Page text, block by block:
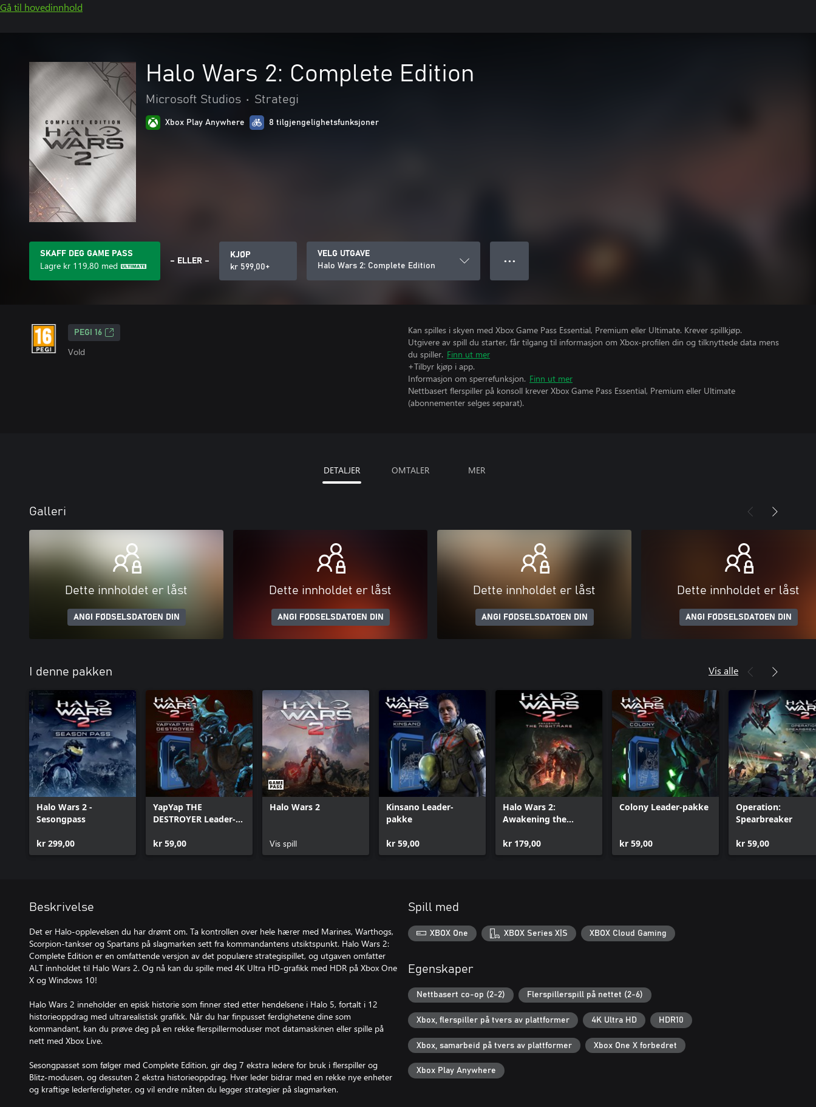
Gå til hovedinnhold
Halo Wars 2: Complete Edition
Microsoft Studios • Strategi
Xbox Play Anywhere 8 tilgjengelighetsfunksjoner
SKAFF DEG GAME PASS
Lagre kr 119,80 med – ELLER –
KJØP
kr 599,00+
VELG UTGAVE
Halo Wars 2: Complete Edition
● ● ●
PEGI 16
Vold
Kan spilles i skyen med Xbox Game Pass Essential, Premium eller Ultimate. Krever spillkjøp.
Utgivere av spill du starter, får tilgang til informasjon om Xbox-profilen din og tilknyttede data mens
du spiller. Finn ut mer
+Tilbyr kjøp i app.
Informasjon om sperrefunksjon. Finn ut mer
Nettbasert flerspiller på konsoll krever Xbox Game Pass Essential, Premium eller Ultimate
(abonnementer selges separat).
DETALJER OMTALER MER
Galleri
Dette innholdet er låst
ANGI FØDSELSDATOEN DIN
Dette innholdet er låst
ANGI FØDSELSDATOEN DIN
Dette innholdet er låst
ANGI FØDSELSDATOEN DIN
Dette innholdet er låst
ANGI FØDSELSDATOEN DIN
I denne pakken Vis alle
Halo Wars 2 -
Sesongpass
kr 299,00
YapYap THE
DESTROYER Leader-
kr 59,00
Halo Wars 2
Vis spill
Kinsano Leader-
pakke
kr 59,00
Halo Wars 2:
Awakening the
kr 179,00
Colony Leader-pakke
kr 59,00
Operation:
Spearbreaker
kr 59,00
Beskrivelse
Det er Halo-opplevelsen du har drømt om. Ta kontrollen over hele hærer med Marines, Warthogs,
Scorpion-tankser og Spartans på slagmarken sett fra kommandantens utsiktspunkt. Halo Wars 2:
Complete Edition er en omfattende versjon av det populære strategispillet, og utgaven omfatter
ALT innholdet til Halo Wars 2. Og nå kan du spille med 4K Ultra HD-grafikk med HDR på Xbox One
X og Windows 10!
Halo Wars 2 inneholder en episk historie som finner sted etter hendelsene i Halo 5, fortalt i 12
historieoppdrag med ultrarealistisk grafikk. Når du har finpusset ferdighetene dine som
kommandant, kan du prøve deg på en rekke flerspillermoduser mot datamaskinen eller spille på
nett med Xbox Live.
Sesongpasset som følger med Complete Edition, gir deg 7 ekstra ledere for bruk i flerspiller og
Blitz-modusen, og dessuten 2 ekstra historieoppdrag. Hver leder bidrar med en rekke nye enheter
og kraftige lederferdigheter, og vil endre måten du legger strategier på slagmarken.
Spill med
XBOX One XBOX Series X|S XBOX Cloud Gaming
Egenskaper
Nettbasert co-op (2-2) Flerspillerspill på nettet (2-6)
Xbox, flerspiller på tvers av plattformer 4K Ultra HD HDR10
Xbox, samarbeid på tvers av plattformer Xbox One X forbedret
Xbox Play Anywhere